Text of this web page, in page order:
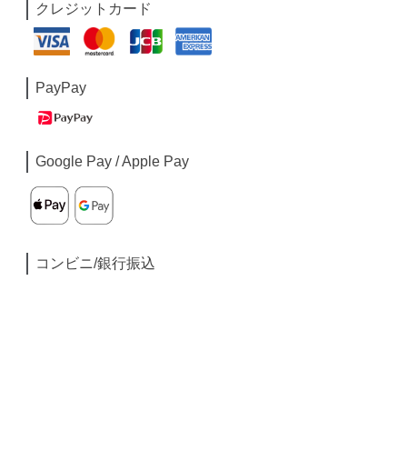
クレジットカード
PayPay
Google Pay / Apple Pay
コンビニ/銀行振込